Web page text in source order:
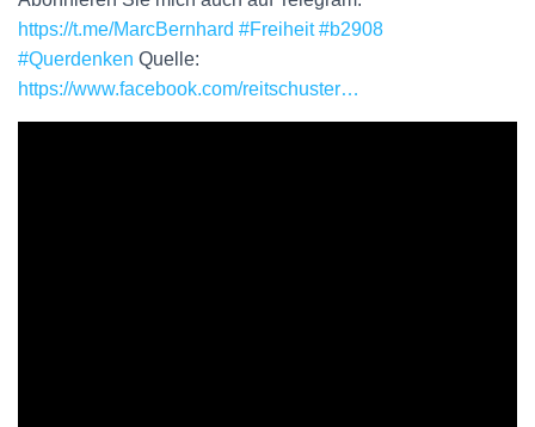
https://t.me/MarcBernhard #Freiheit #b2908
#Querdenken Quelle:
https://www.facebook.com/reitschuster…